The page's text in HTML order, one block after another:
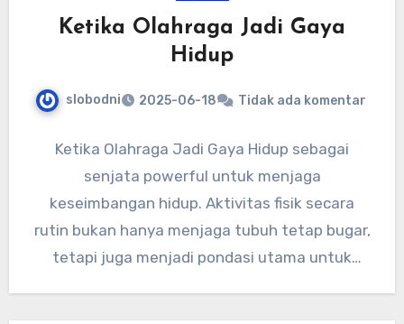
Ketika Olahraga Jadi Gaya
Hidup
slobodni 2025-06-18 Tidak ada komentar
Ketika Olahraga Jadi Gaya Hidup sebagai
senjata powerful untuk menjaga
keseimbangan hidup. Aktivitas fisik secara
rutin bukan hanya menjaga tubuh tetap bugar,
tetapi juga menjadi pondasi utama untuk